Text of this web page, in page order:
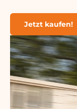
Community
Support
Jetzt kaufen!